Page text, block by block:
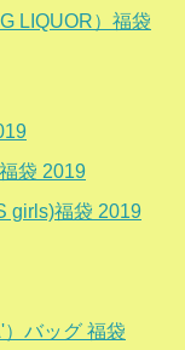
LIQUOR）福袋
袋 2019
girls)福袋 2019
バッグ 福袋